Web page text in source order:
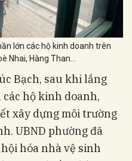
lớn các hộ kinh doanh trên
Nhai, Hàng Than...
Bạch, sau khi lắng
hộ kinh doanh,
xây dựng môi trường
UBND phường đã
hóa nhà vệ sinh